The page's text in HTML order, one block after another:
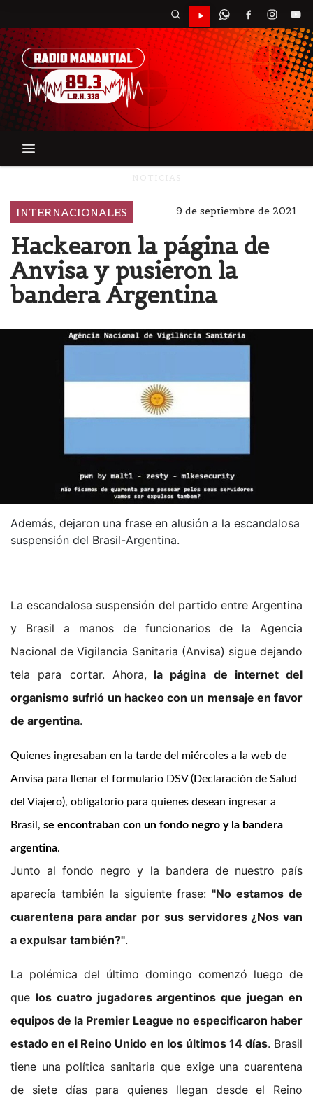
INTERNACIONALES 9 de septiembre de 2021
Hackearon la página de
Anvisa y pusieron la
bandera Argentina
Además, dejaron una frase en alusión a la escandalosa
suspensión del Brasil-Argentina.
La escandalosa suspensión del partido entre Argentina
y Brasil a manos de funcionarios de la Agencia
Nacional de Vigilancia Sanitaria (Anvisa) sigue dejando
tela para cortar. Ahora, la página de internet del
organismo sufrió un hackeo con un mensaje en favor
de argentina.
Quienes ingresaban en la tarde del miércoles a la web de
Anvisa para llenar el formulario DSV (Declaración de Salud
del Viajero), obligatorio para quienes desean ingresar a
Brasil, se encontraban con un fondo negro y la bandera
argentina.
Junto al fondo negro y la bandera de nuestro país
aparecía también la siguiente frase:"No estamos de
cuarentena para andar por sus servidores ¿Nos van
a expulsar también?".
La polémica del último domingo comenzó luego de
que los cuatro jugadores argentinos que juegan en
equipos de la Premier League no especificaron haber
estado en el Reino Unido en los últimos 14 días. Brasil
tiene una política sanitaria que exige una cuarentena
de siete días para quienes llegan desde el Reino